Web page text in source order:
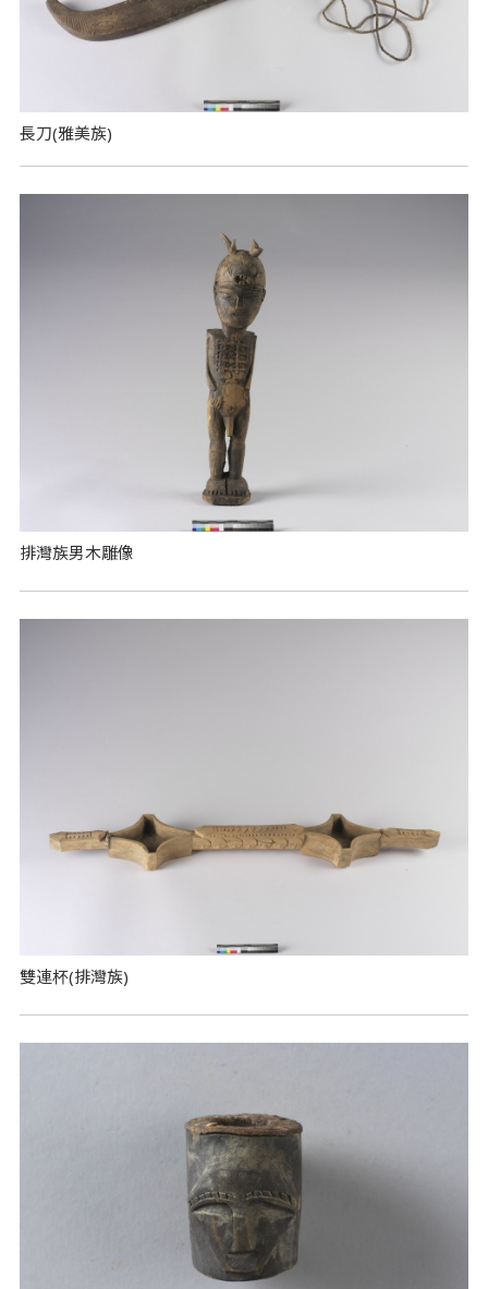
長刀(雅美族)
排灣族男木雕像
雙連杯(排灣族)